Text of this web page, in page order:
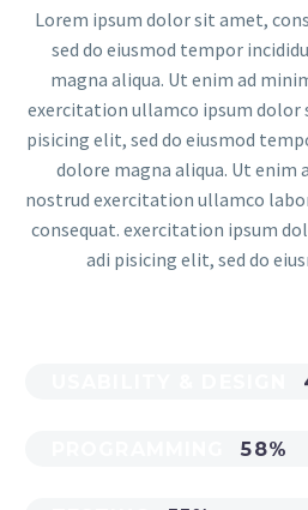
Lorem ipsum dolor sit amet,
sed do eiusmod tempor
magna aliqua. Ut enim ad
exercitation ullamco ipsum dolor
pisicing elit, sed do eiusmod
dolore magna aliqua. Ut enim
nostrud exercitation ullamco
consequat. exercitation ipsum
adi pisicing elit, sed do
58%